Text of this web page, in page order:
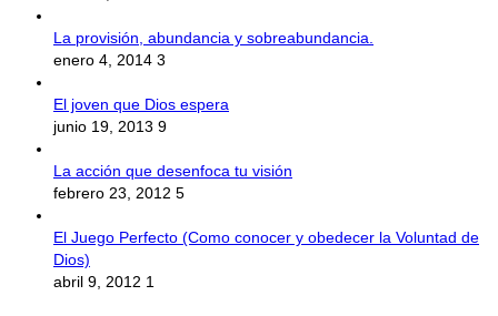
La provisión, abundancia y sobreabundancia.
enero 4, 2014 3
El joven que Dios espera
junio 19, 2013 9
La acción que desenfoca tu visión
febrero 23, 2012 5
El Juego Perfecto (Como conocer y obedecer la Voluntad de
Dios)
abril 9, 2012 1